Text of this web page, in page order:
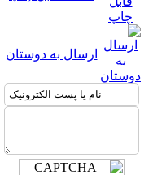
ارسال به دوستان